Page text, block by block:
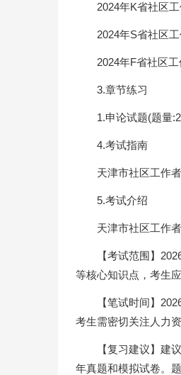
2024年K省社区
2024年S省社区
2024年F省社区
3.章节练习
1.申论试题(题量
4.考试指南
天津市社区工作
5.考试介绍
天津市社区工作
【考试范围】
等核心知识点，考生
【笔试时间】
考生需密切关注人力
【复习建议】建
年真题和模拟试卷。